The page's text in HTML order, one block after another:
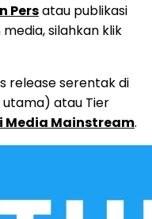
Persatau publikasi
silahkan klik
release serentak di
atau Tier
Media Mainstream.